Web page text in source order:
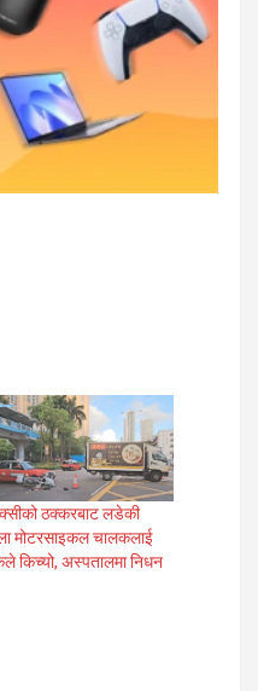
ठक्करबाट लडेकी
मोटरसाइकल चालकलाई
किच्यो, अस्पतालमा निधन